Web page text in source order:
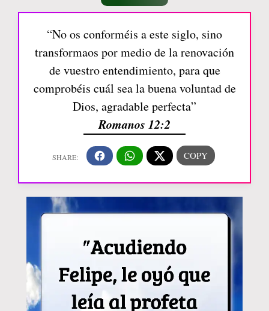
“No os conforméis a este siglo, sino
transformaos por medio de la renovación
de vuestro entendimiento, para que
comprobéis cuál sea la buena voluntad de
Dios, agradable perfecta”
Romanos 12:2